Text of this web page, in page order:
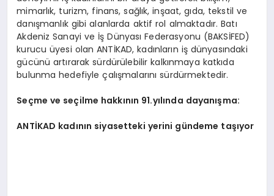
mimarlık, turizm, finans, sağlık, inşaat, gıda, tekstil ve
danışmanlık gibi alanlarda aktif rol almaktadır. Batı
Akdeniz Sanayi ve İş Dünyası Federasyonu (BAKSİFED)
kurucu üyesi olan ANTİKAD, kadınların iş dünyasındaki
gücünü artırarak sürdürülebilir kalkınmaya katkıda
bulunma hedefiyle çalışmalarını sürdürmektedir.
Seçme ve seçilme hakkının 91.yılında dayanışma:
ANTİKAD kadının siyasetteki yerini gündeme taşıyor